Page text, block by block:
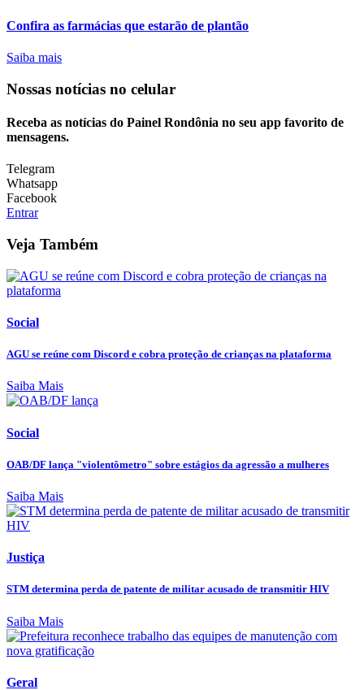
Confira as farmácias que estarão de plantão
Saiba mais
Nossas notícias no celular
Receba as notícias do Painel Rondônia no seu app favorito de
mensagens.
Telegram
Whatsapp
Facebook
Entrar
Veja Também
Social
AGU se reúne com Discord e cobra proteção de crianças na plataforma
Saiba Mais
Social
OAB/DF lança "violentômetro" sobre estágios da agressão a mulheres
Saiba Mais
Justiça
STM determina perda de patente de militar acusado de transmitir HIV
Saiba Mais
Geral